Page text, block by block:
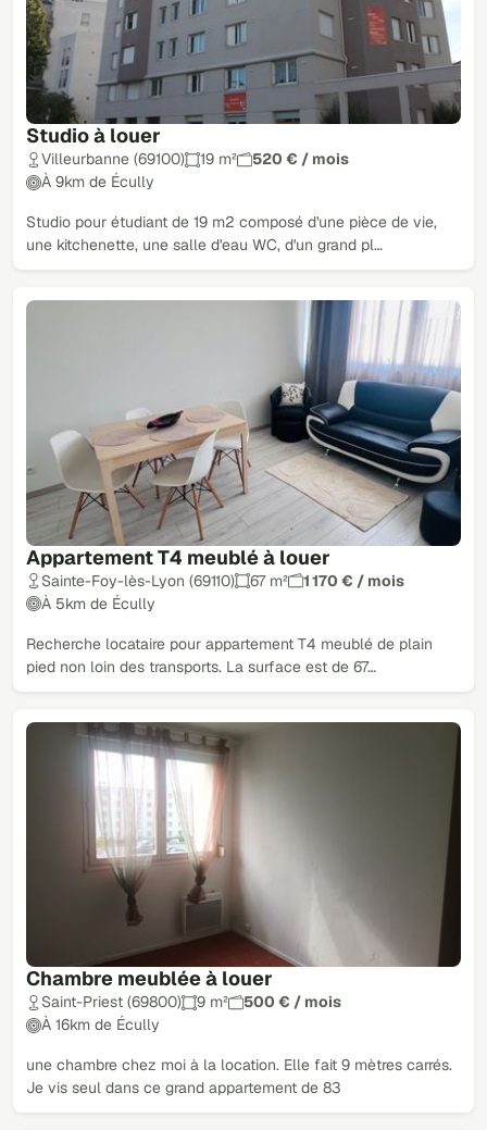
Studio à louer
Villeurbanne (69100) 19 m²
520 € / mois
À 9km de Écully
Studio pour étudiant de 19 m2 composé d'une pièce de vie,
une kitchenette, une salle d'eau WC, d'un grand pl…
Appartement T4 meublé à louer
Sainte-Foy-lès-Lyon (69110) 67 m²
1 170 € / mois
À 5km de Écully
Recherche locataire pour appartement T4 meublé de plain
pied non loin des transports. La surface est de 67…
Chambre meublée à louer
Saint-Priest (69800) 9 m²
500 € / mois
À 16km de Écully
une chambre chez moi à la location. Elle fait 9 mètres carrés.
Je vis seul dans ce grand appartement de 83